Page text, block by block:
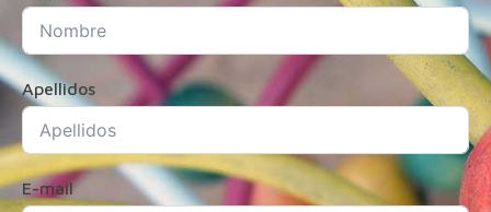
Apellidos
E-mail